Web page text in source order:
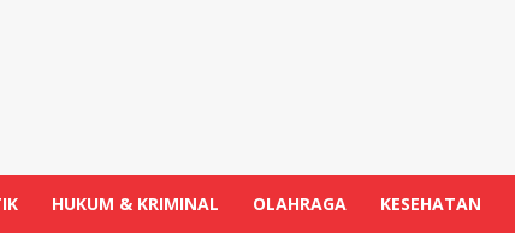
HUKUM & KRIMINAL OLAHRAGA KESEHATAN